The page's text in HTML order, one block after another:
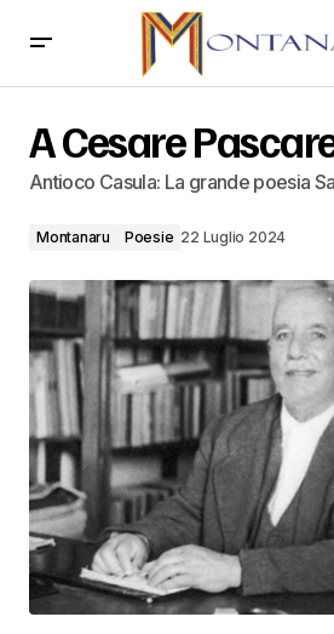
A Cesare
Antioco Casula: La grande poesia
Montanaru Poesie 22 Luglio 2024